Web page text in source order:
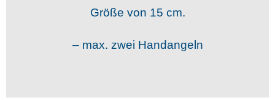
Größe von 15 cm.
– max. zwei Handangeln